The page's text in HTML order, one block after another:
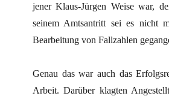
jener Klaus-Jürgen Weise war,
seinem Amtsantritt sei es nicht
Bearbeitung von Fallzahlen
Genau das war auch das
Arbeit. Darüber klagten